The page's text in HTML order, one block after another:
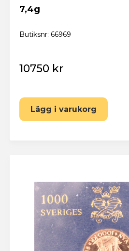
7,4g
Butiksnr: 66969
10750 kr
Lägg i varukorg